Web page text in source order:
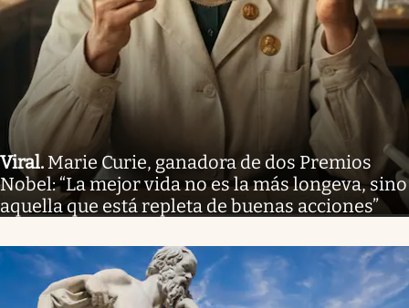
Viral. Marie Curie, ganadora de dos Premios
Nobel: “La mejor vida no es la más longeva, sino
aquella que está repleta de buenas acciones”